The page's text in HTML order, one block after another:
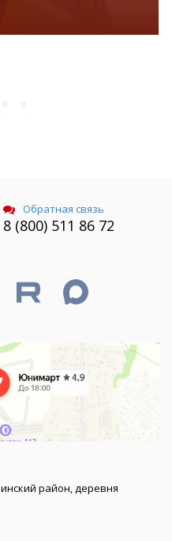
Обратная связь
8 (800) 511 86 72
район, деревня